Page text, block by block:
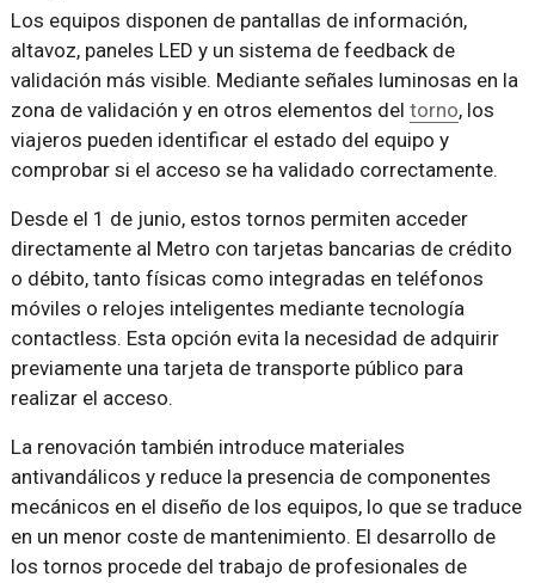
Los equipos disponen de pantallas de información,
altavoz, paneles LED y un sistema de feedback de
validación más visible. Mediante señales luminosas en la
zona de validación y en otros elementos del torno, los
viajeros pueden identificar el estado del equipo y
comprobar si el acceso se ha validado correctamente.
Desde el 1 de junio, estos tornos permiten acceder
directamente al Metro con tarjetas bancarias de crédito
o débito, tanto físicas como integradas en teléfonos
móviles o relojes inteligentes mediante tecnología
contactless. Esta opción evita la necesidad de adquirir
previamente una tarjeta de transporte público para
realizar el acceso.
La renovación también introduce materiales
antivandálicos y reduce la presencia de componentes
mecánicos en el diseño de los equipos, lo que se traduce
en un menor coste de mantenimiento. El desarrollo de
los tornos procede del trabajo de profesionales de